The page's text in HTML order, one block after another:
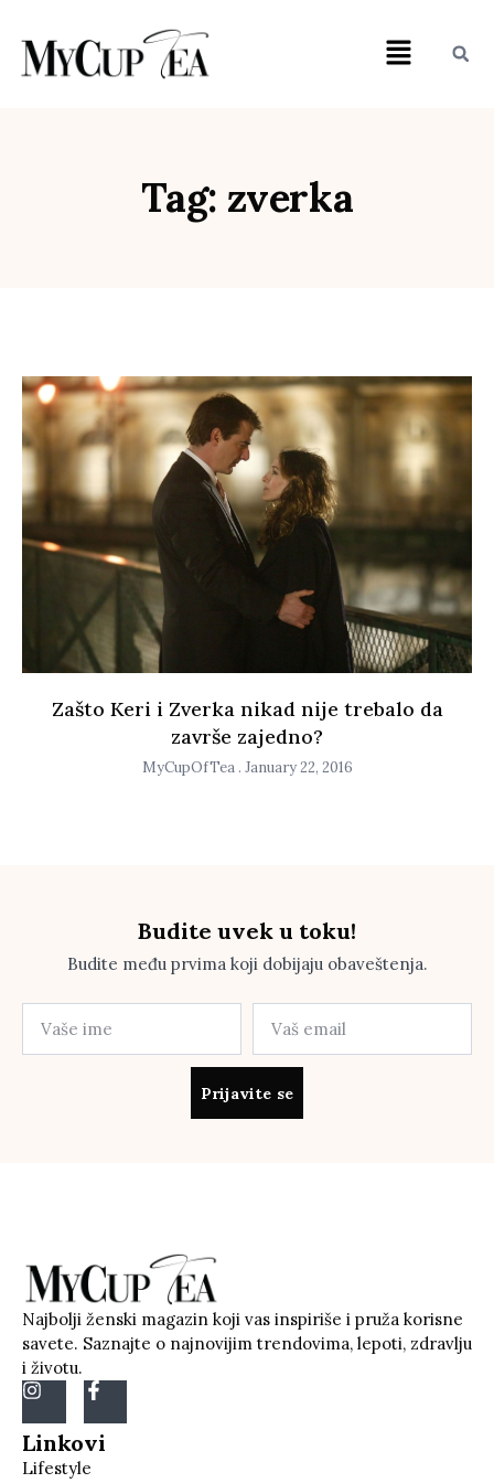
Tag: zverka
Zašto Keri i Zverka nikad nije trebalo da
završe zajedno?
MyCupOfTea January 22, 2016
Budite uvek u toku!
Budite među prvima koji dobijaju obaveštenja.
Prijavite se
Najbolji ženski magazin koji vas inspiriše i pruža korisne
savete. Saznajte o najnovijim trendovima, lepoti, zdravlju
i životu.
Linkovi
Lifestyle